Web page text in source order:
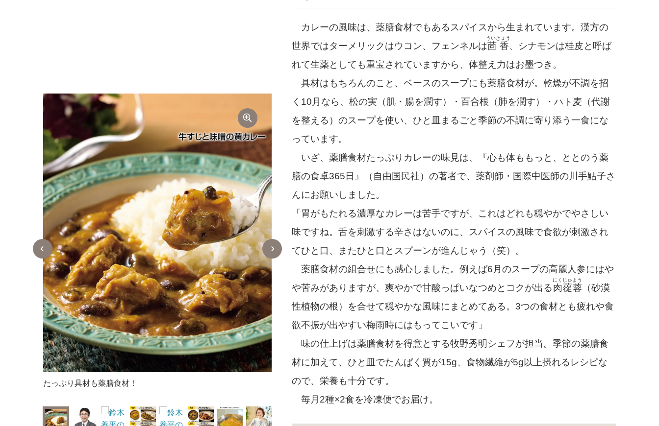
たっぷり具材も薬膳食材！
作者の鈴木養平（一社・日本漢方養生学会理事長）は、薬膳をテ
ーマにしたドラマの監修を手掛けるなど、薬膳の第一人者。
カレーの風味は、薬膳食材でもあるスパイスから生まれています。漢方の
世界ではターメリックはウコン、フェンネルは茴香
ういきょう
、シナモンは桂皮と呼ば
れて生薬としても重宝されていますから、体整え力はお墨つき。
具材はもちろんのこと、ベースのスープにも薬膳食材が。乾燥が不調を招
く10月なら、松の実（肌・腸を潤す）・百合根（肺を潤す）・ハト麦（代謝
を整える）のスープを使い、ひと皿まるごと季節の不調に寄り添う一食にな
っています。
いざ、薬膳食材たっぷりカレーの味見は、『心も体ももっと、ととのう薬
膳の食卓365日』（自由国民社）の著者で、薬剤師・国際中医師の川手鮎子さ
んにお願いしました。
「胃がもたれる濃厚なカレーは苦手ですが、これはどれも穏やかでやさしい
味ですね。舌を刺激する辛さはないのに、スパイスの風味で食欲が刺激され
てひと口、またひと口とスプーンが進んじゃう（笑）。
薬膳食材の組合せにも感心しました。例えば6月のスープの高麗人参にはや
や苦みがありますが、爽やかで甘酸っぱいなつめとコクが出る肉蓯蓉
にくじゅよう
（砂漠
性植物の根）を合せて穏やかな風味にまとめてある。3つの食材とも疲れや食
欲不振が出やすい梅雨時にはもってこいです」
味の仕上げは薬膳食材を得意とする牧野秀明シェフが担当。季節の薬膳食
材に加えて、ひと皿でたんぱく質が15g、食物繊維が5g以上摂れるレシピな
ので、栄養も十分です。
毎月2種×2食を冷凍便でお届け。